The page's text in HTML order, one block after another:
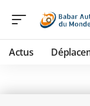
Actus